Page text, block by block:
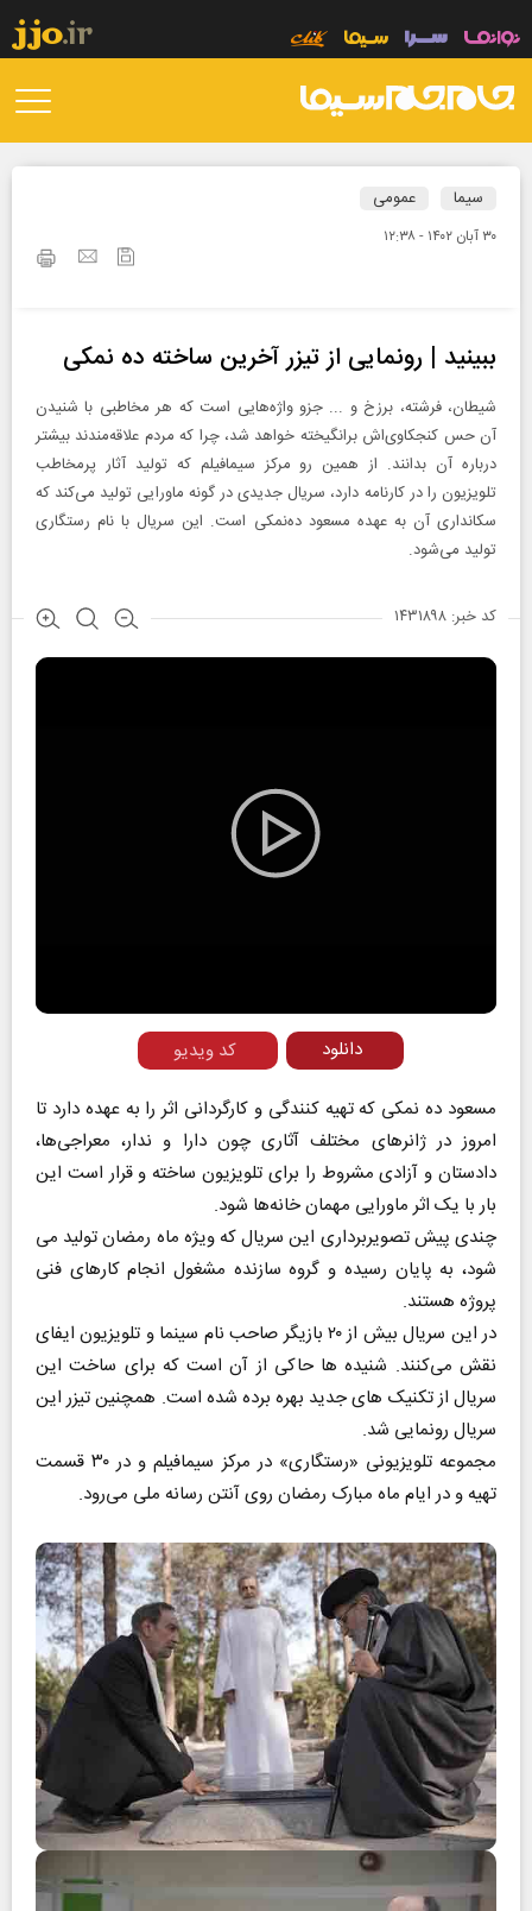
سیما عمومی
۳۰ آبان ۱۴۰۲ - ۱۲:۳۸
ببینید | رونمایی از تیزر آخرین ساخته ده نمکی
شیطان، فرشته، برزخ و ... جزو واژه‌هایی است که هر مخاطبی با شنیدن
آن حس کنجکاوی‌اش برانگیخته خواهد شد، چرا که مردم علاقه‌مندند بیشتر
درباره آن بدانند. از همین رو مرکز سیمافیلم که تولید آثار پرمخاطب
تلویزیون را در کارنامه دارد، سریال جدیدی در گونه ماورایی تولید می‌کند که
سکانداری آن به عهده مسعود ده‌نمکی است. این سریال با نام رستگاری
تولید می‌شود.
کد خبر: ۱۴۳۱۸۹۸
کد ویدیو
دانلود
مسعود ده‌ نمکی که تهیه کنندگی و کارگردانی اثر را به عهده دارد تا
امروز در ژانرهای مختلف آثاری چون دارا و ندار، معراجی‌ها،
دادستان و آزادی مشروط را برای تلویزیون ساخته و قرار است این
بار با یک اثر ماورایی مهمان خانه‌ها شود.
چندی پیش تصویربرداری این سریال که ویژه ماه رمضان تولید می
شود، به پایان رسیده و گروه سازنده مشغول انجام کارهای فنی
پروژه هستند.
در این سریال بیش از ۲۰ بازیگر صاحب نام سینما و تلویزیون ایفای
نقش می‌کنند. شنیده ها حاکی از آن است که برای ساخت این
سریال از تکنیک های جدید بهره برده شده است. همچنین تیزر این
سریال رونمایی شد.
مجموعه تلویزیونی «رستگاری» در مرکز سیمافیلم و در ۳۰ قسمت
تهیه و در ایام ماه مبارک رمضان روی آنتن رسانه ملی می‌رود.